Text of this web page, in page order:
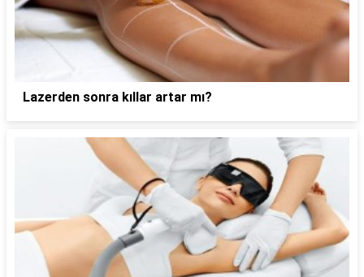
Lazerden sonra kıllar artar mı?